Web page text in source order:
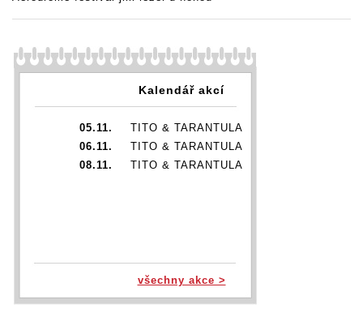
Kalendář akcí
05.11.
TITO & TARANTULA
06.11.
TITO & TARANTULA
08.11.
TITO & TARANTULA
všechny akce >